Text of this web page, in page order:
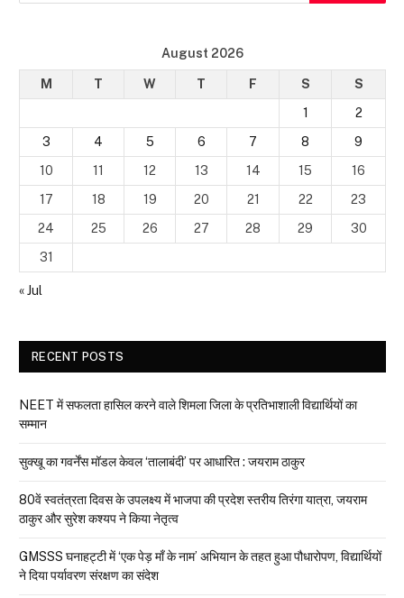
August 2026
M T W T F S
S
1
2
3
4 5 6 7 8
9
10
11 12 13 14 15
16
17
18 19 20 21 22
23
24
25 26 27 28 29
30
31
« Jul
RECENT POSTS
NEET में सफलता हासिल करने वाले शिमला जिला के प्रतिभाशाली विद्यार्थियों का
सम्मान
सुक्खू का गवर्नेंस मॉडल केवल ‘तालाबंदी’ पर आधारित : जयराम ठाकुर
80वें स्वतंत्रता दिवस के उपलक्ष्य में भाजपा की प्रदेश स्तरीय तिरंगा यात्रा, जयराम
ठाकुर और सुरेश कश्यप ने किया नेतृत्व
GMSSS घनाहट्टी में ‘एक पेड़ माँ के नाम’ अभियान के तहत हुआ पौधारोपण, विद्यार्थियों
ने दिया पर्यावरण संरक्षण का संदेश